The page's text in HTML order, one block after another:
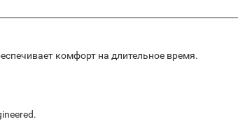
комфорт на длительное время.